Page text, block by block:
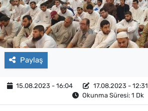
Paylaş
15.08.2023 - 16:04 17.08.2023 - 12:31
Okunma Süresi: 1 Dk